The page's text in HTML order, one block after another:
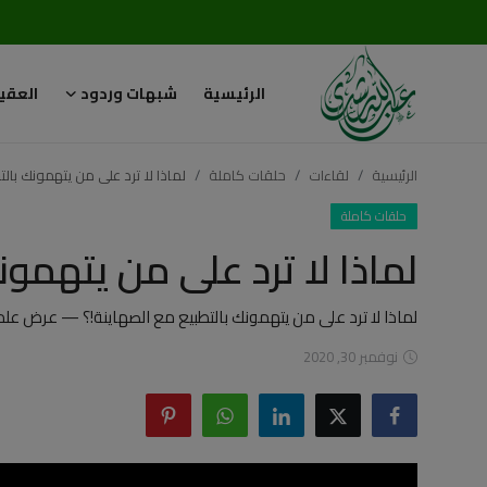
الرئيسية شبهات وردود
تسجيل
الدخول
شبهات وردود
العقيدة الإسلامية
رسائل مهمة
أحكام وفتاوى
الرئيسية لقاءات حلقات كاملة لماذا لا ترد على من يتهمونك
حلقات كاملة
لماذا لا ترد على من
لماذا لا ترد على من يتهمونك بالتطبيع مع الصهاينة!؟ —
نوفمبر 30, 2020